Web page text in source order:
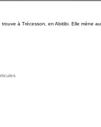
à Trécesson, en Abitibi. Elle mène au